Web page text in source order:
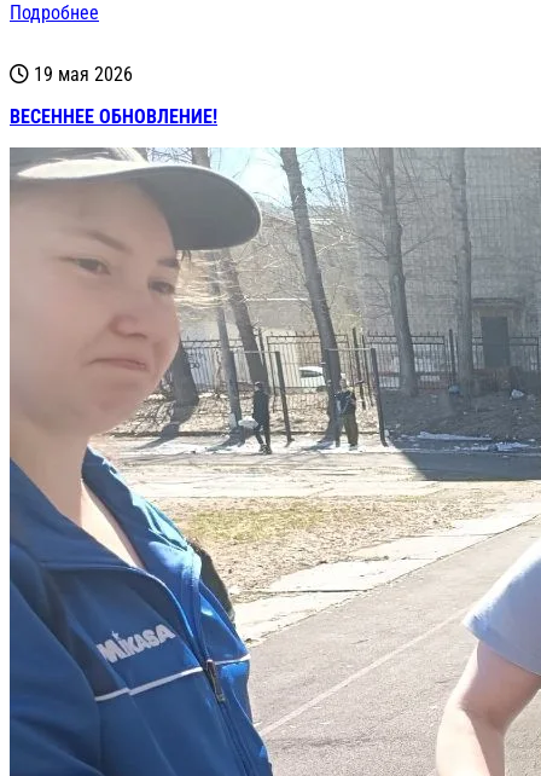
Подробнее
19 мая 2026
ВЕСЕННЕЕ ОБНОВЛЕНИЕ!